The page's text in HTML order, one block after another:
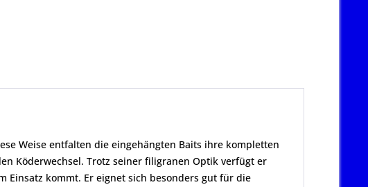
Weise entfalten die eingehängten Baits ihre kompletten
Köderwechsel. Trotz seiner filigranen Optik verfügt er
Einsatz kommt. Er eignet sich besonders gut für die